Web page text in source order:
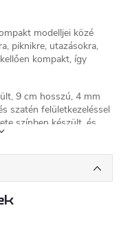
modelljei közé
piknikre, utazásokra,
kompakt, így
9 cm hosszú, 4 mm
szatén felületkezeléssel
színben készült, és
nyitott állapotban 21
kést keresel, ez a